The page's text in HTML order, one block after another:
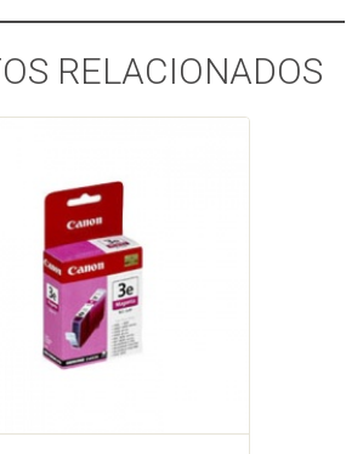
RELACIONADOS